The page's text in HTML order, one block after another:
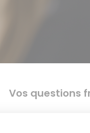
Vos questions